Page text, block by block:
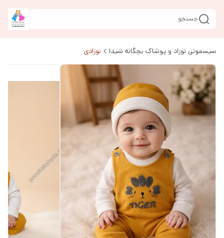
جستجو
سیسمونی نوزاد و پوشاک بچگانه شیدا نوزادی